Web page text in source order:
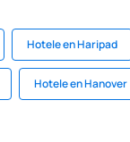
Hotele en Haripad
Hotele en Hanover